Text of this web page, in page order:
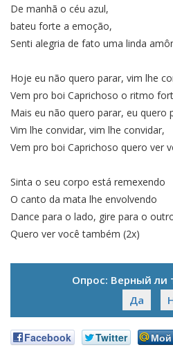
De manhã o céu azul,
bateu forte a emoção,
Senti alegria de fato uma linda
Hoje eu não quero parar, vim lhe
Vem pro boi Caprichoso o ritmo
Mais eu não quero parar, eu quero
Vim lhe convidar, vim lhe convidar,
Vem pro boi Caprichoso quero ver
Sinta o seu corpo está remexendo
O canto da mata lhe envolvendo
Dance para o lado, gire para o
Quero ver você também (2x)
Опрос: Верный ли
Да
Facebook Twitter